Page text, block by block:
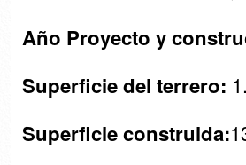
Año Proyecto y
Superficie del terrero:
Superficie construida: